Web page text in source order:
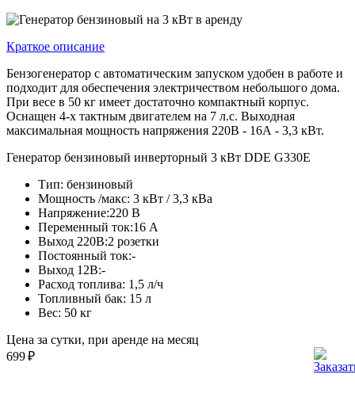
Краткое описание
Бензогенератор с автоматическим запуском удобен в работе и
подходит для обеспечения электричеством небольшого дома.
При весе в 50 кг имеет достаточно компактный корпус.
Оснащен 4-х тактным двигателем на 7 л.с. Выходная
максимальная мощность напряжения 220В - 16А - 3,3 кВт.
Генератор бензиновый инверторный 3 кВт DDE G330E
Тип: бензиновый
Мощность /макс: 3 кВт / 3,3 кВа
Напряжение:220 В
Переменный ток:16 А
Выход 220В:2 розетки
Постоянный ток:-
Выход 12В:-
Расход топлива: 1,5 л/ч
Топливный бак: 15 л
Вес: 50 кг
Цена за сутки, при аренде на месяц
699₽